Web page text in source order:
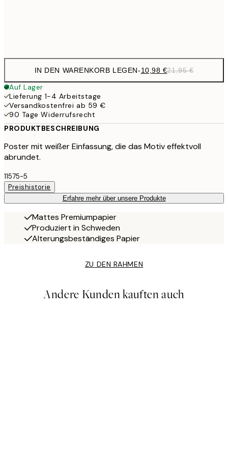
IN DEN WARENKORB LEGEN-10,98 €21,95 €
Auf Lager
Lieferung 1-4 Arbeitstage
Versandkostenfrei ab 59 €
90 Tage Widerrufsrecht
PRODUKTBESCHREIBUNG
Poster mit weißer Einfassung, die das Motiv effektvoll
abrundet.
11575-5
Preishistorie
Erfahre mehr über unsere Produkte
Mattes Premiumpapier
Produziert in Schweden
Alterungsbeständiges Papier
ZU DEN RAHMEN
Andere Kunden kauften auch